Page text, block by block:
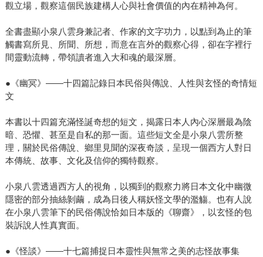
觀立場，觀察這個民族建構人心與社會價值的內在精神為何。
全書盡顯小泉八雲身兼記者、作家的文字功力，以點到為止的筆
觸書寫所見、所聞、所想，而意在言外的觀察心得，卻在字裡行
間靈動流轉，帶領讀者進入大和魂的最深層。
●《幽冥》——十四篇記錄日本民俗與傳說、人性與玄怪的奇情短
文
本書以十四篇充滿怪誕奇想的短文，揭露日本人內心深層最為陰
暗、恐懼、甚至是自私的那一面。這些短文全是小泉八雲所整
理，關於民俗傳說、鄉里見聞的深夜奇談，呈現一個西方人對日
本傳統、故事、文化及信仰的獨特觀察。
小泉八雲透過西方人的視角，以獨到的觀察力將日本文化中幽微
隱密的部分抽絲剝繭，成為日後人稱妖怪文學的濫觴。也有人說
在小泉八雲筆下的民俗傳說恰如日本版的《聊齋》，以玄怪的包
裝訴說人性真實面。
●《怪談》——十七篇捕捉日本靈性與無常之美的志怪故事集